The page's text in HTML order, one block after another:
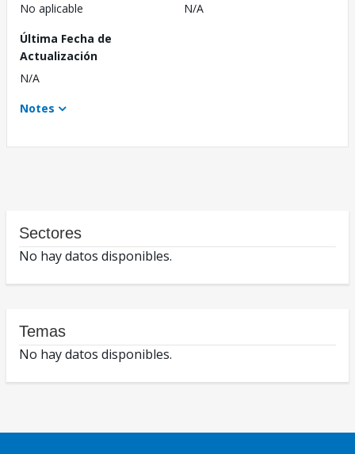
No aplicable
N/A
Última Fecha de
Actualización
N/A
Notes
Sectores
No hay datos disponibles.
Temas
No hay datos disponibles.